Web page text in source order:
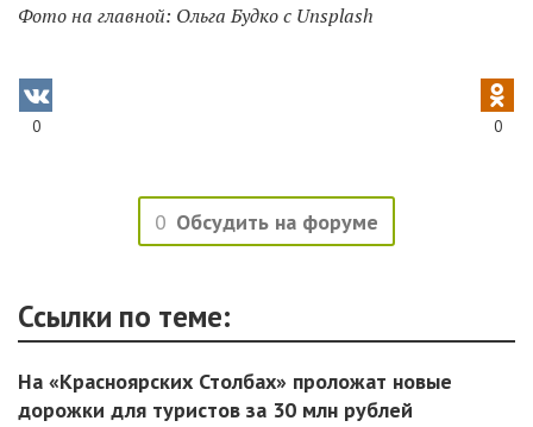
Фото на главной: Ольга Будко с Unsplash
0 0
0 Обсудить на форуме
Ссылки по теме:
На «Красноярских Столбах» проложат новые
дорожки для туристов за 30 млн рублей